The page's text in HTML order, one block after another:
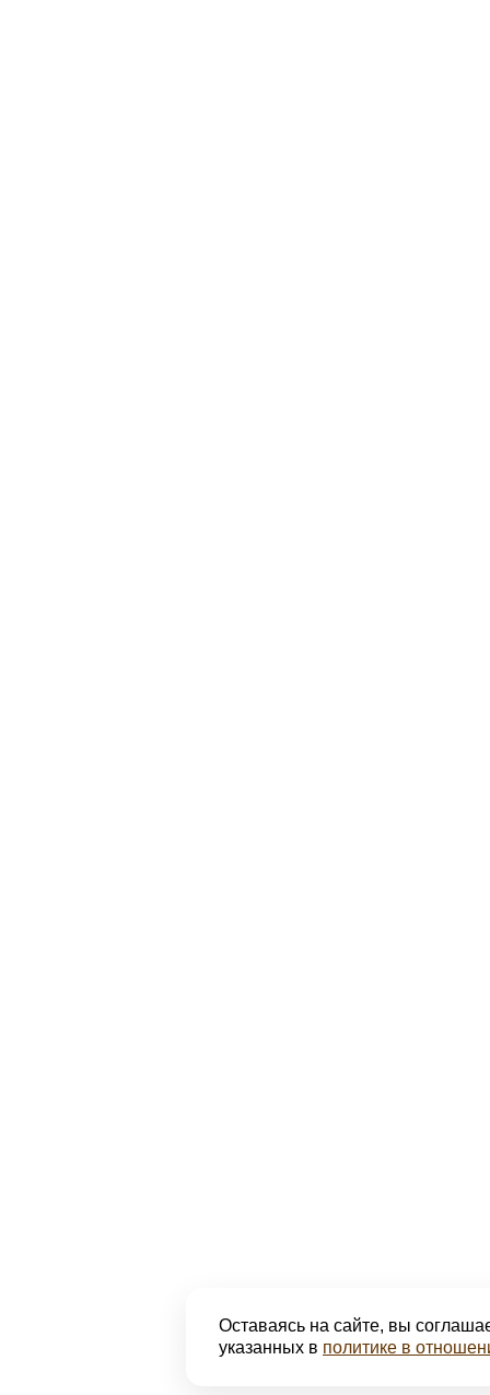
Оставаясь на сайте, вы
указанных в политике в